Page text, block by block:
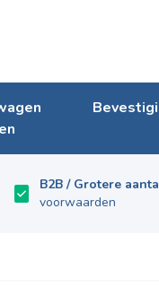
B2B / Grotere
voorwaarden